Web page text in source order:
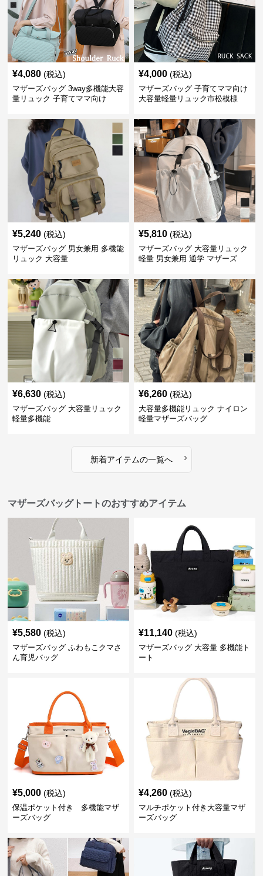
¥4,080 (税込)
マザーズバッグ 3way多機能大容
量リュック 子育てママ向け
¥4,000 (税込)
マザーズバッグ 子育てママ向け
大容量軽量リュック市松模様
¥5,240 (税込)
マザーズバッグ 男女兼用 多機能
リュック 大容量
¥5,810 (税込)
マザーズバッグ 大容量リュック
軽量 男女兼用 通学 マザーズ
¥6,630 (税込)
マザーズバッグ 大容量リュック
軽量多機能
¥6,260 (税込)
大容量多機能リュック ナイロン
軽量マザーズバッグ
新着アイテムの一覧へ ›
マザーズバッグトートのおすすめアイテム
¥5,580 (税込)
マザーズバッグ ふわもこクマさ
ん育児バッグ
¥11,140 (税込)
マザーズバッグ 大容量 多機能ト
ート
¥5,000 (税込)
保温ポケット付き 多機能マザ
ーズバッグ
¥4,260 (税込)
マルチポケット付き大容量マザ
ーズバッグ